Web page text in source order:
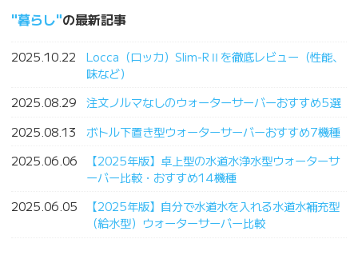
暮らし の最新記事
2025.10.22
Locca（ロッカ）Slim-RⅡを徹底レビュー（性能、
味など）
2025.08.29
注文ノルマなしのウォーターサーバーおすすめ5選
2025.08.13
ボトル下置き型ウォーターサーバーおすすめ7機種
2025.06.06
【2025年版】卓上型の水道水浄水型ウォーターサ
ーバー比較・おすすめ14機種
2025.06.05
【2025年版】自分で水道水を入れる水道水補充型
（給水型）ウォーターサーバー比較